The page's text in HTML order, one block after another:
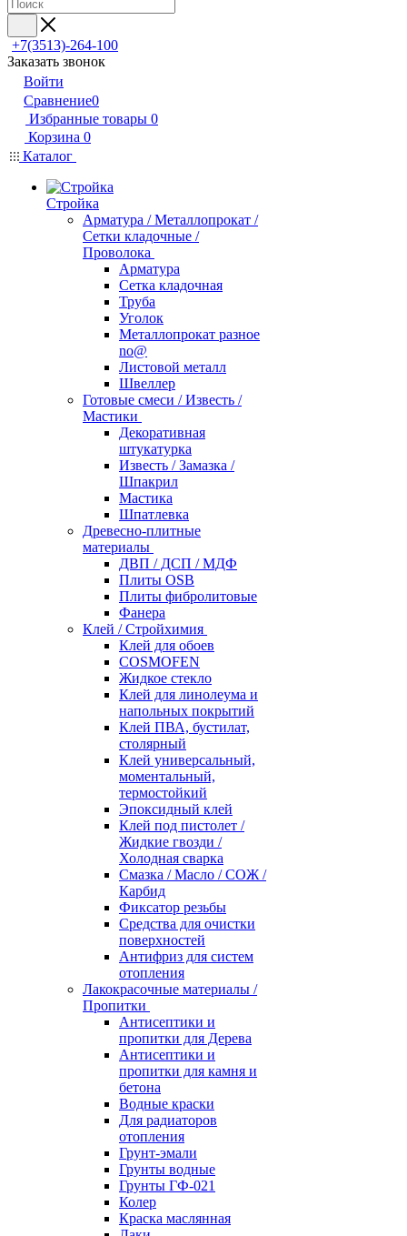
+7(3513)-264-100
Заказать звонок
Войти
Сравнение0
Избранные товары 0
Корзина 0
Каталог
Стройка
Арматура / Металлопрокат /
Сетки кладочные /
Проволока
Арматура
Сетка кладочная
Труба
Уголок
Металлопрокат разное
no@
Листовой металл
Швеллер
Готовые смеси / Известь /
Мастики
Декоративная
штукатурка
Известь / Замазка /
Шпакрил
Мастика
Шпатлевка
Древесно-плитные
материалы
ДВП / ДСП / МДФ
Плиты OSB
Плиты фибролитовые
Фанера
Клей / Стройхимия
Клей для обоев
COSMOFEN
Жидкое стекло
Клей для линолеума и
напольных покрытий
Клей ПВА, бустилат,
столярный
Клей универсальный,
моментальный,
термостойкий
Эпоксидный клей
Клей под пистолет /
Жидкие гвозди /
Холодная сварка
Смазка / Масло / СОЖ /
Карбид
Фиксатор резьбы
Средства для очистки
поверхностей
Антифриз для систем
отопления
Лакокрасочные материалы /
Пропитки
Антисептики и
пропитки для Дерева
Антисептики и
пропитки для камня и
бетона
Водные краски
Для радиаторов
отопления
Грунт-эмали
Грунты водные
Грунты ГФ-021
Колер
Краска маслянная